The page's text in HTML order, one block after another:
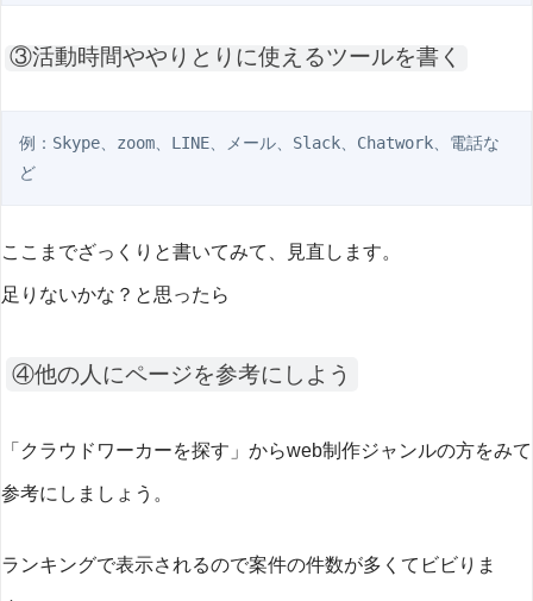
③活動時間ややりとりに使えるツールを書く
例：Skype、zoom、LINE、メール、Slack、Chatwork、電話な
ど
ここまでざっくりと書いてみて、見直します。
足りないかな？と思ったら
④他の人にページを参考にしよう
「クラウドワーカーを探す」からweb制作ジャンルの方をみて
参考にしましょう。
ランキングで表示されるので案件の件数が多くてビビりま